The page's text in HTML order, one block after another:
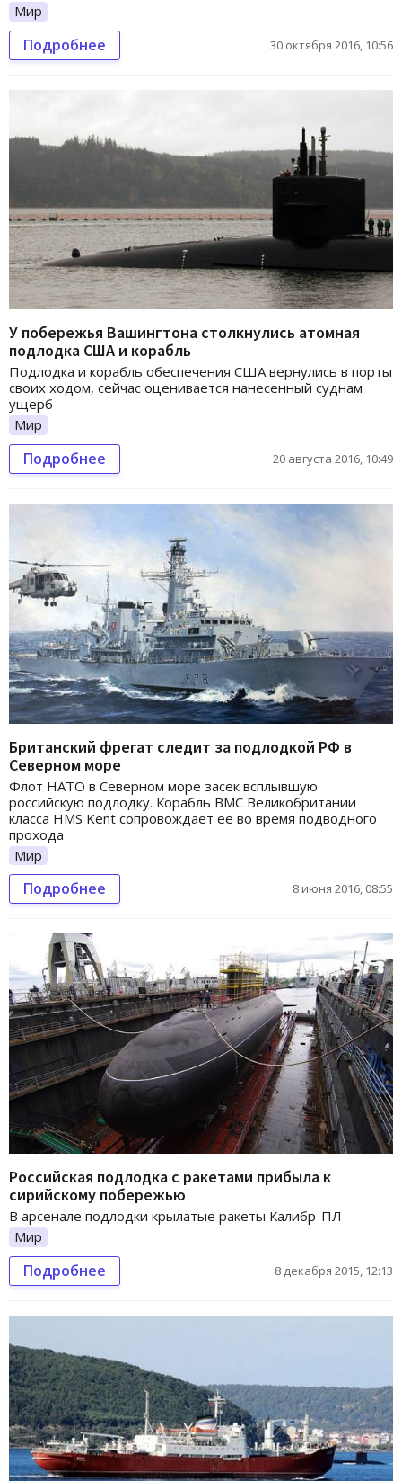
Мир
Подробнее 30 октября 2016, 10:56
У побережья Вашингтона столкнулись атомная
подлодка США и корабль
Подлодка и корабль обеспечения США вернулись в порты
своих ходом, сейчас оценивается нанесенный суднам
ущерб
Мир
Подробнее 20 августа 2016, 10:49
Британский фрегат следит за подлодкой РФ в
Северном море
Флот НАТО в Северном море засек всплывшую
российскую подлодку. Корабль ВМС Великобритании
класса HMS Kent сопровождает ее во время подводного
прохода
Мир
Подробнее 8 июня 2016, 08:55
Российская подлодка с ракетами прибыла к
сирийскому побережью
В арсенале подлодки крылатые ракеты Калибр-ПЛ
Мир
Подробнее 8 декабря 2015, 12:13